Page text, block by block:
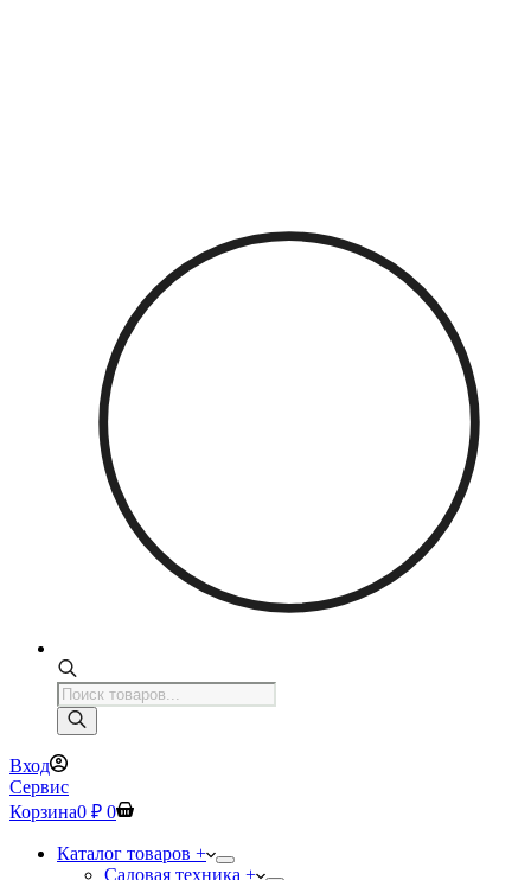
Поиск
товаров
Вход
Сервис
Корзина0 ₽ 0
Каталог товаров +
Садовая техника +